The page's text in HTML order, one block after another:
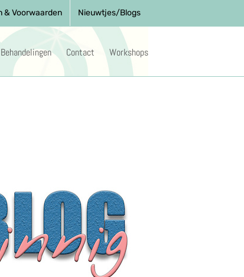
& Voorwaarden Nieuwtjes/Blogs
Behandelingen Contact Workshops